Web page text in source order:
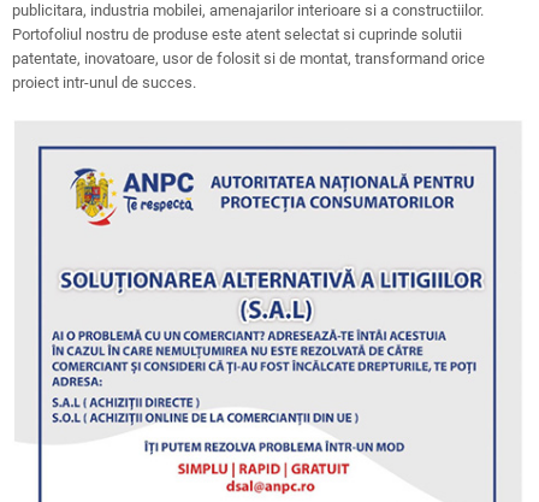
publicitara, industria mobilei, amenajarilor interioare si a constructiilor.
Portofoliul nostru de produse este atent selectat si cuprinde solutii
patentate, inovatoare, usor de folosit si de montat, transformand orice
proiect intr-unul de succes.